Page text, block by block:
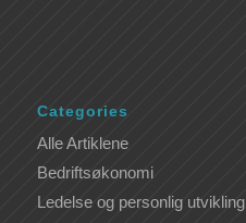
Categories
Alle Artiklene
Bedriftsøkonomi
Ledelse og personlig utvikling